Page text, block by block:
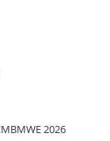
2026